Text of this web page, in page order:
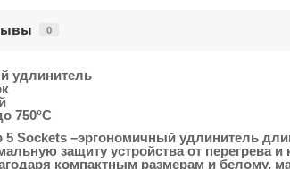
0
удлинитель
750°С
Sockets –эргономичный удлинитель
защиту устройства от
компактным размерам и белому,